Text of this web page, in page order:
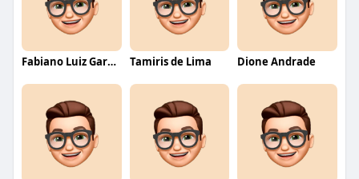
Fabiano Luiz Garcia Tamiris de Lima Dione Andrade